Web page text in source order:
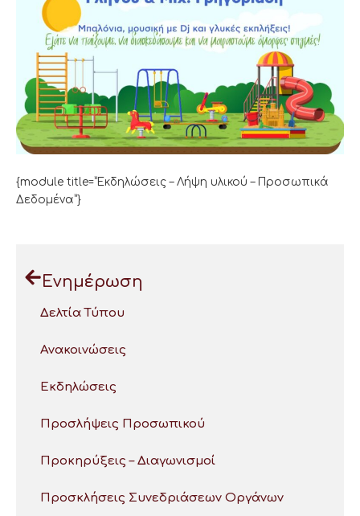
{module title=”Εκδηλώσεις – Λήψη υλικού – Προσωπικά
Δεδομένα”}
Ενημέρωση
Δελτία Τύπου
Ανακοινώσεις
Εκδηλώσεις
Προσλήψεις Προσωπικού
Προκηρύξεις – Διαγωνισμοί
Προσκλήσεις Συνεδριάσεων Οργάνων